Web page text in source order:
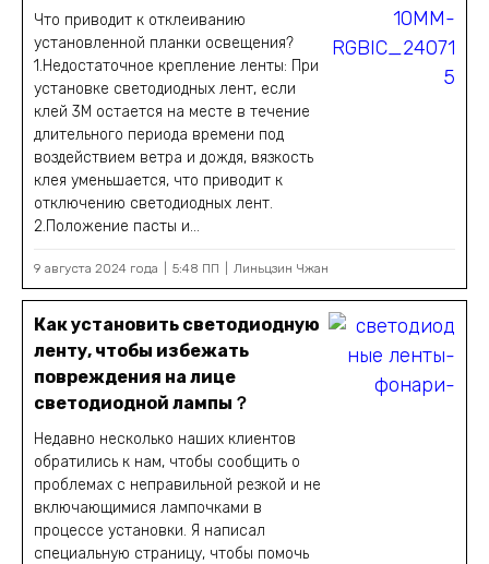
Что приводит к отклеиванию
установленной планки освещения?
1.Недостаточное крепление ленты: При
установке светодиодных лент, если
клей 3M остается на месте в течение
длительного периода времени под
воздействием ветра и дождя, вязкость
клея уменьшается, что приводит к
отключению светодиодных лент.
2.Положение пасты и...
9 августа 2024 года 5:48 ПП Линьцзин Чжан
Как установить светодиодную
ленту, чтобы избежать
повреждения на лице
светодиодной лампы？
Недавно несколько наших клиентов
обратились к нам, чтобы сообщить о
проблемах с неправильной резкой и не
включающимися лампочками в
процессе установки. Я написал
специальную страницу, чтобы помочь